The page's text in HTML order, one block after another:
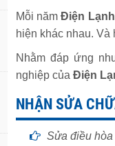
Mỗi nămĐiện
hiện khác nhau.
Nhằm đáp ứng
nghiệp của Điện
NHẬN SỬA
Sửa điều